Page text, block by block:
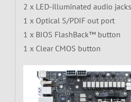
2 x LED-illuminated audio jacks
1 x Optical S/PDIF out port
1 x BIOS FlashBack™ button
1 x Clear CMOS button